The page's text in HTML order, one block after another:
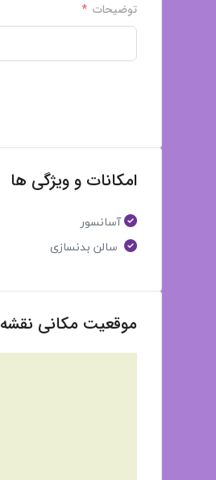
توضیحات
امکانات و ویژگی ها
آسانسور
سالن بدنسازی
موقعیت مکانی نقشه